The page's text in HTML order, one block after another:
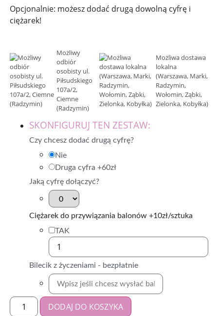
Opcjonalnie: możesz dodać drugą dowolną cyfrę i
ciężarek!
Możliwy
odbiór
osobisty ul.
Piłsudskiego
107a/2,
Ciemne
(Radzymin)
Możliwa dostawa
lokalna
(Warszawa, Marki,
Radzymin,
Wołomin, Ząbki,
Zielonka, Kobyłka)
SKONFIGURUJ TEN ZESTAW:
Czy chcesz dodać drugą cyfrę?
Nie
Druga cyfra +60zł
Jaką cyfrę dołączyć?
Ciężarek do przywiązania balonów +10zł/sztuka
TAK
Bilecik z życzeniami - bezpłatnie
DODAJ DO KOSZYKA